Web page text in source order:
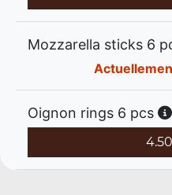
Mozzarella sticks 6
Oignon rings 6 pcs
4.50